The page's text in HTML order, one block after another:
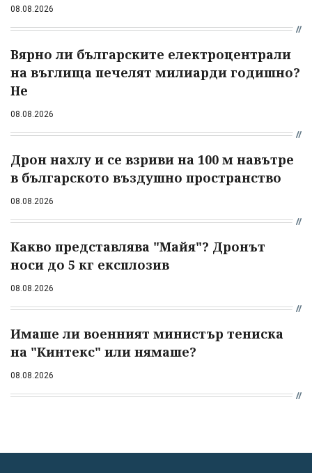
08.08.2026
Вярно ли българските електроцентрали
на въглища печелят милиарди годишно?
Не
08.08.2026
Дрон нахлу и се взриви на 100 м навътре
в българското въздушно пространство
08.08.2026
Какво представлява "Майя"? Дронът
носи до 5 кг експлозив
08.08.2026
Имаше ли военният министър тениска
на "Кинтекс" или нямаше?
08.08.2026